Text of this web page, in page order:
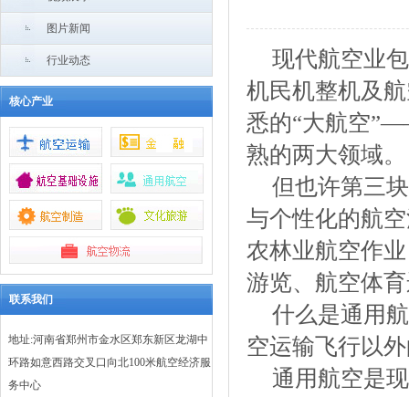
图片新闻
行业动态
核心产业
联系我们
地址:河南省郑州市金水区郑东新区龙湖中
环路如意西路交叉口向北100米航空经济服
务中心
现代航空业
机民机整机及
悉的“大航空
熟的两大领域。
但也许第三
与个性化的航
农林业航空作
游览、航空体
什么是通用
空运输飞行以
通用航空是